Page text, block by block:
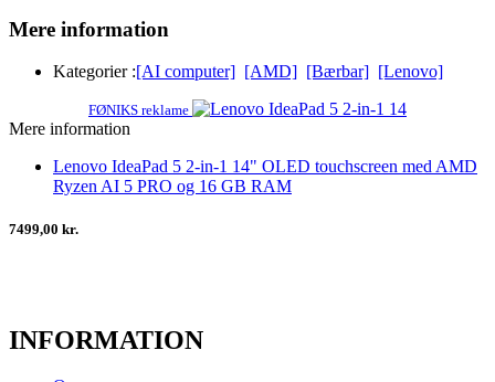
Mere information
Kategorier :[AI computer] [AMD] [Bærbar] [Lenovo]
FØNIKS reklame
Mere information
Lenovo IdeaPad 5 2-in-1 14" OLED touchscreen med AMD
Ryzen AI 5 PRO og 16 GB RAM
7499,00 kr.
INFORMATION